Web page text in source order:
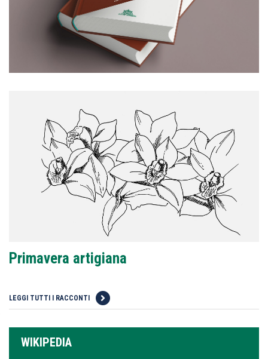
Primavera artigiana
LEGGI TUTTI I RACCONTI
WIKIPEDIA